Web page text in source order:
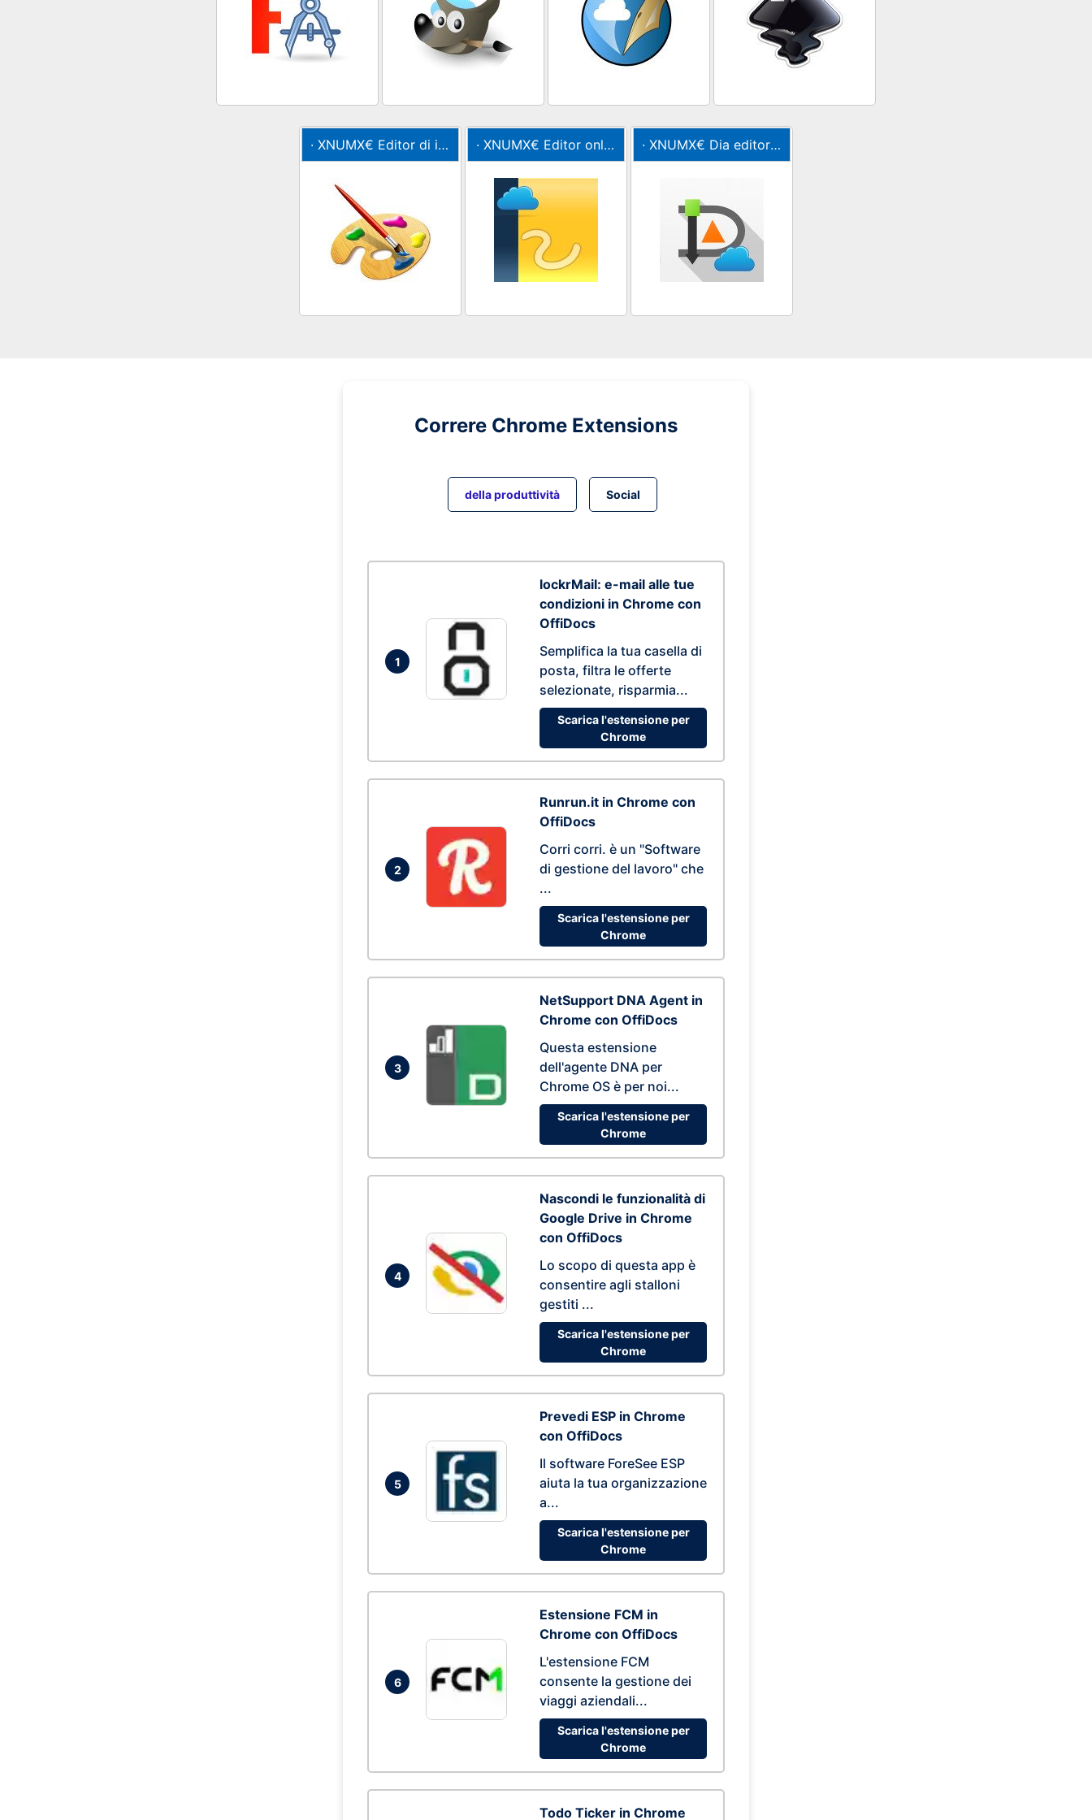
· XNUMX€ Editor di immagini XPaint e editor di foto online per pittori · XNUMX€ Editor online di OpenOffice Draw per la grafica · XNUMX€ Dia editor online per diagrammi, grafici e diagrammi
Correre Chrome Extensions
della produttività Social
1
lockrMail: e-mail alle tue
condizioni in Chrome con
OffiDocs
Semplifica la tua casella di
posta, filtra le offerte
selezionate, risparmia...
Scarica l'estensione per
Chrome
2
Runrun.it in Chrome con
OffiDocs
Corri corri. è un "Software
di gestione del lavoro" che
...
Scarica l'estensione per
Chrome
3
NetSupport DNA Agent in
Chrome con OffiDocs
Questa estensione
dell'agente DNA per
Chrome OS è per noi...
Scarica l'estensione per
Chrome
4
Nascondi le funzionalità di
Google Drive in Chrome
con OffiDocs
Lo scopo di questa app è
consentire agli stalloni
gestiti ...
Scarica l'estensione per
Chrome
5
Prevedi ESP in Chrome
con OffiDocs
Il software ForeSee ESP
aiuta la tua organizzazione
a...
Scarica l'estensione per
Chrome
6
Estensione FCM in
Chrome con OffiDocs
L'estensione FCM
consente la gestione dei
viaggi aziendali...
Scarica l'estensione per
Chrome
Todo Ticker in Chrome